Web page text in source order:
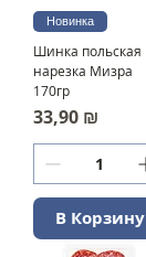
Новинка
Шинка польская
нарезка Мизра
170гр
Цена
33,90 ₪
В Корзину